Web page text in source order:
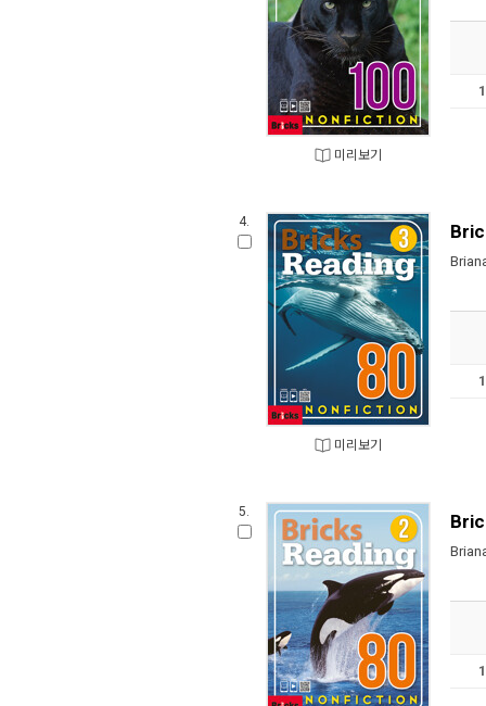
미리보기
4.
미리보기
5.